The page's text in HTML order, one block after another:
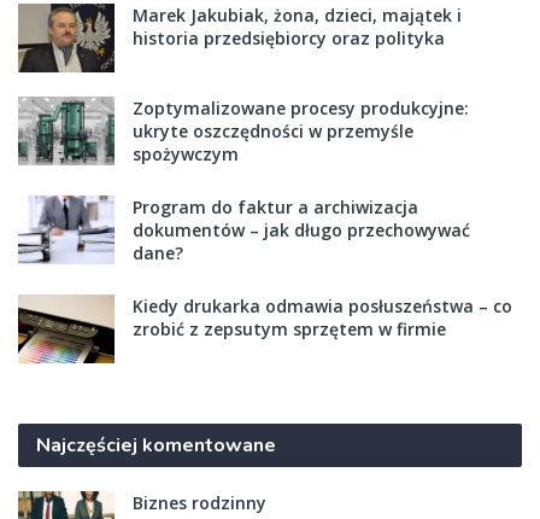
Marek Jakubiak, żona, dzieci, majątek i
historia przedsiębiorcy oraz polityka
Zoptymalizowane procesy produkcyjne:
ukryte oszczędności w przemyśle
spożywczym
Program do faktur a archiwizacja
dokumentów – jak długo przechowywać
dane?
Kiedy drukarka odmawia posłuszeństwa – co
zrobić z zepsutym sprzętem w firmie
Najczęściej komentowane
Biznes rodzinny